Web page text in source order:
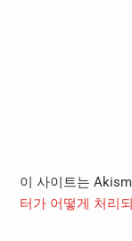
이 사이트는
터가 어떻게 처리